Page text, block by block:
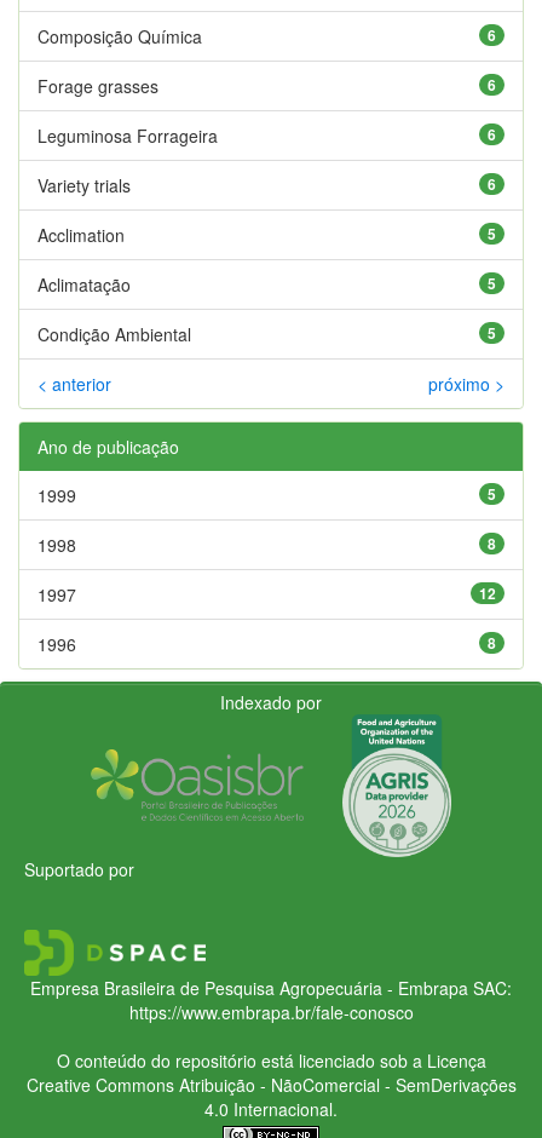
6
Composição Química
6
Forage grasses
6
Leguminosa Forrageira
6
Variety trials
5
Acclimation
5
Aclimatação
5
Condição Ambiental
< anterior próximo >
Ano de publicação
5
1999
8
1998
12
1997
8
1996
Indexado por
Suportado por
Empresa Brasileira de Pesquisa Agropecuária - Embrapa SAC:
https://www.embrapa.br/fale-conosco
O conteúdo do repositório está licenciado sob a Licença
Creative CommonsAtribuição - NãoComercial - SemDerivações
4.0 Internacional.